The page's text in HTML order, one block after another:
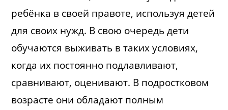
ребёнка в своей правоте, используя детей
для своих нужд. В свою очередь дети
обучаются выживать в таких условиях,
когда их постоянно подлавливают,
сравнивают, оценивают. В подростковом
возрасте они обладают полным